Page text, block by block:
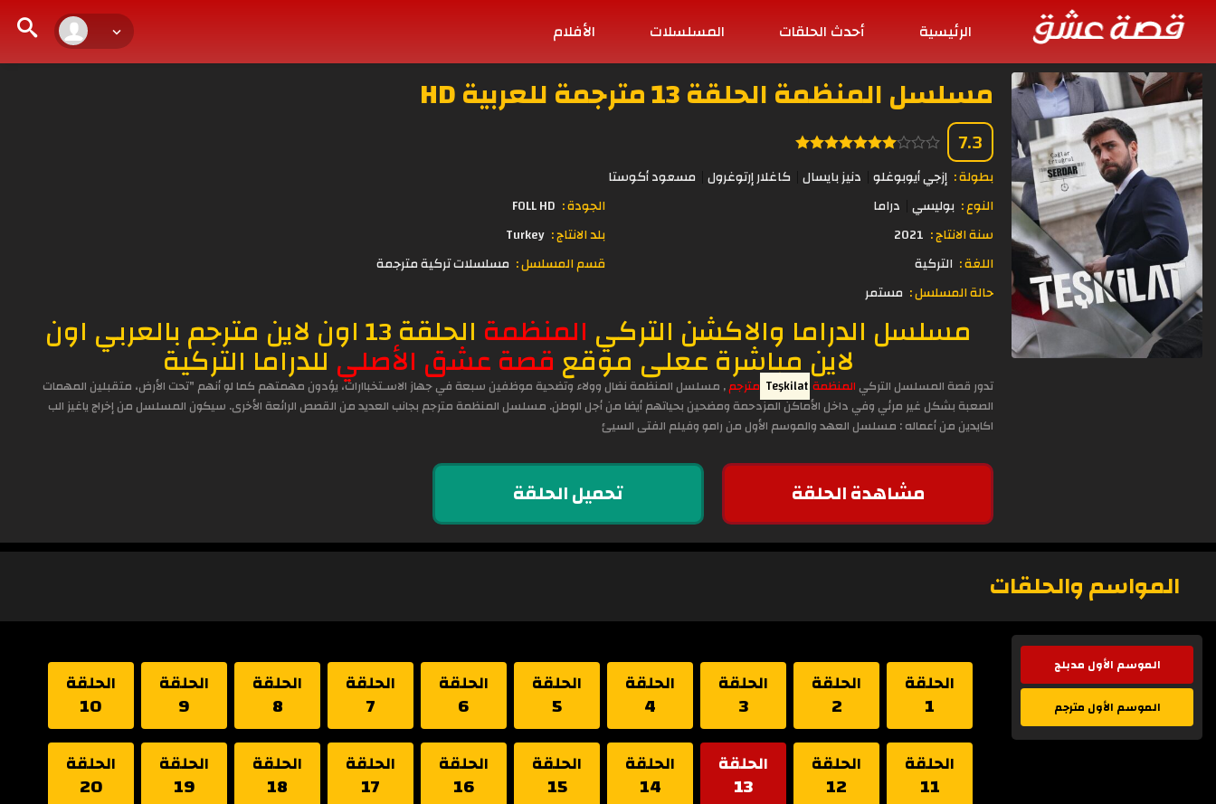
الرئيسية أحدث الحلقات المسلسلات الأفلام
مسلسل المنظمة الحلقة 13 مترجمة للعربية HD
7.3
بطولة : إزجي أيوبوغلو دنيز بايسال كاغلار إرتوغرول مسعود أكوستا
النوع : بوليسي دراما الجودة : FOLL HD
سنة الانتاج : 2021 بلد الانتاج : Turkey
اللغة : التركية قسم المسلسل : مسلسلات تركية مترجمة
حالة المسلسل : مستمر
مسلسل الدراما والاكشن التركي المنظمة الحلقة 13 اون لاين مترجم بالعربي اون
لاين مباشرة ععلى موقع قصة عشق الأصليللدراما التركية تدور قصة المسلسل التركي المنظمة Teşkilat مترجم, مسلسل المنظمة نضال وولاء وتضحية موظفين سبعة في جهاز الاسـتخباارات، يؤدون مهمتهم كما لو أنهم "تحت الأرض، متقبلين المهمات
الصعبة بشكل غير مرئي وفي داخل الأماكن المزدحمة ومضحين بحياتهم أيضا من أجل الوطن. مسلسل المنظمة مترجم بجانب العديد من القصص الرائعة الأخرى. سيكون المسلسل من إخراج ياغيز الب
اكايدين من أعماله : مسلسل العهد والموسم الأول من رامو وفيلم الفتى السيئ
مشاهدة الحلقة تحميل الحلقة
المواسم والحلقات
الموسم الأول مدبلج
الموسم الأول مترجم
الحلقة
1
الحلقة
2
الحلقة
3
الحلقة
4
الحلقة
5
الحلقة
6
الحلقة
7
الحلقة
8
الحلقة
9
الحلقة
10
الحلقة
11
الحلقة
12
الحلقة
13
الحلقة
14
الحلقة
15
الحلقة
16
الحلقة
17
الحلقة
18
الحلقة
19
الحلقة
20